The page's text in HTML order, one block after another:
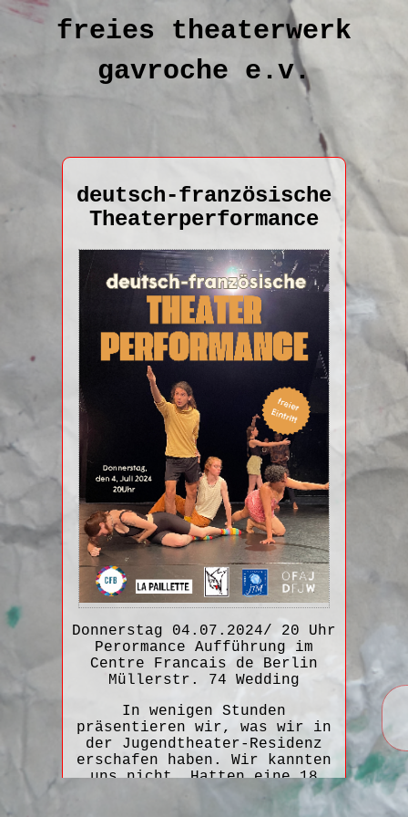
freies theaterwerk
gavroche e.v.
deutsch-französische
Theaterperformance
Donnerstag 04.07.2024/ 20 Uhr
Perormance Aufführung im
Centre Francais de Berlin
Müllerstr. 74 Wedding
In wenigen Stunden
präsentieren wir, was wir in
der Jugendtheater-Residenz
erschafen haben. Wir kannten
uns nicht. Hatten eine 18
Stunden-Challenge. Wir